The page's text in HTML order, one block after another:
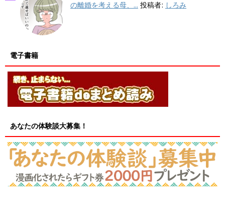
の離婚を考える母、... 投稿者: しろみ
電子書籍
あなたの体験談大募集！